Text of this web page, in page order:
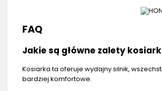
FAQ
Jakie są główne zalety kosiarki
Kosiarka ta oferuje wydajny silnik,
bardziej komfortowe.